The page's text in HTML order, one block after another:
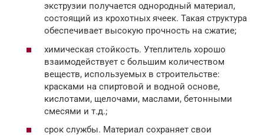
экструзии получается однородный материал,
состоящий из крохотных ячеек. Такая структура
обеспечивает высокую прочность на сжатие;
химическая стойкость. Утеплитель хорошо
взаимодействует с большим количеством
веществ, используемых в строительстве:
красками на спиртовой и водной основе,
кислотами, щелочами, маслами, бетонными
смесями и т.д.;
срок службы. Материал сохраняет свои